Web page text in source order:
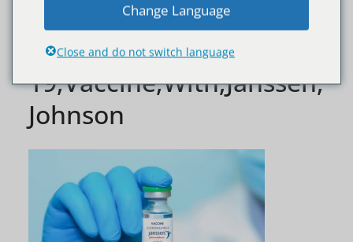
Kharkiv.,Ukraine.,Decem
ber,24,,2020.,Covid-
19,Vaccine,With,Janssen,
Johnson
Change Language
Close and do not switch language